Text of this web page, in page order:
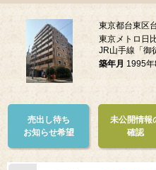
東京都台東区
東京メトロ日
JR山手線「御
築年月 1995年
売出し待ち
お知らせ希望
未公開情報
確認